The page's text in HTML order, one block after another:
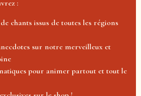
:
chants issus de toutes les régions
sur notre merveilleux et
pour animer partout et tout le